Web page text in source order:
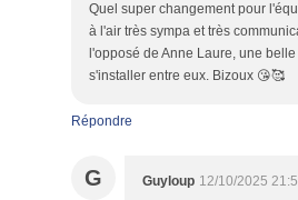
Quel super changement pour
à l'air très sympa et très
l'opposé de Anne Laure, une
s'installer entre eux. Bizoux 😘🥰
Répondre
G Guyloup 12/10/2025